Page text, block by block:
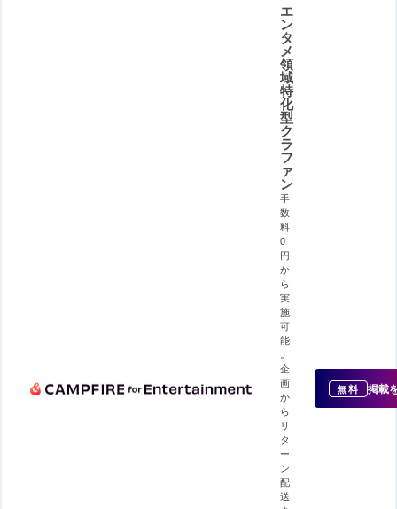
エ
ン
タ
メ
領
域
特
化
型
ク
ラ
フ
ァ
ン
手
数
料
0
円
か
ら
実
施
可
能
。
企
画
か
ら
リ
タ
ー
ン
配
送
無料 掲載